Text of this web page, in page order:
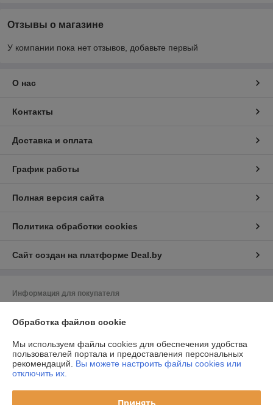
Отзывы о магазине
У компании пока нет отзывов, добавьте первый
О нас
Контакты
Доставка и оплата
График работы
Полная версия сайта
Политика обработки cookies
Сайт создан на платформе Deal.by
Информация для покупателя
220058,г.Минск,ул.Нововиленская д.38,к.11
Регистрационный номер ЕГР: 193225958
УНП: 193225958
Дата регистрации компании: 19.03.2019
Обработка файлов cookie
Мы используем файлы cookies для обеспечения удобства
пользователей портала и предоставления персональных
рекомендаций. Вы можете настроить файлы cookies или
отключить их.
Принять